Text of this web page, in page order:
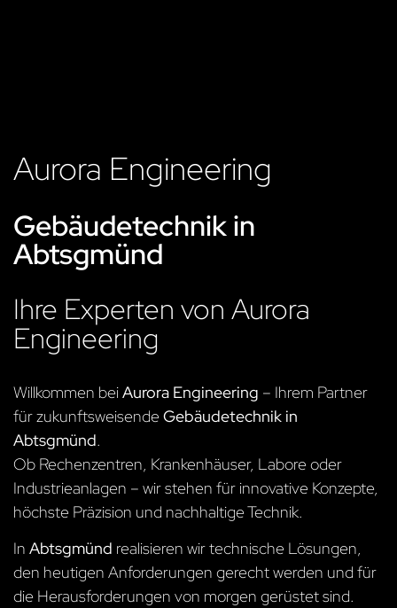
Aurora Engineering
Gebäudetechnik in
Abtsgmünd
Ihre Experten von Aurora
Engineering
Willkommen beiAurora Engineering – Ihrem Partner
für zukunftsweisendeGebäudetechnik in
Abtsgmünd.
Ob Rechenzentren, Krankenhäuser, Labore oder
Industrieanlagen – wir stehen für innovative Konzepte,
höchste Präzision und nachhaltige Technik.
In Abtsgmünd realisieren wir technische Lösungen,
den heutigen Anforderungen gerecht werden und für
die Herausforderungen von morgen gerüstet sind.